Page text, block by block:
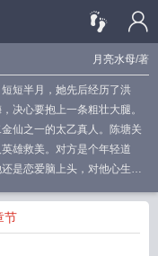
月亮水母/著
短半月，她先后经历了洪
决心要抱上一条粗壮大腿。
仙之一的太乙真人。陈塘关
雄救美。对方是个年轻道
是恋爱脑上头，对他心生好
元始天尊！阅读提示：☆师
主是各大洪荒文封神文里的
欺小、双标至极、性别与教
节